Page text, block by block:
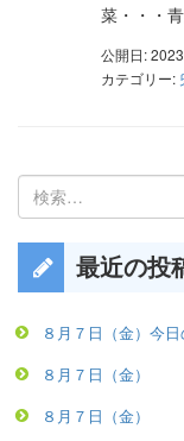
菜・・・
公開日:
カテゴリー:
検
索:
最近の投
８月７日（金）今
８月７日（金）
８月７日（金）